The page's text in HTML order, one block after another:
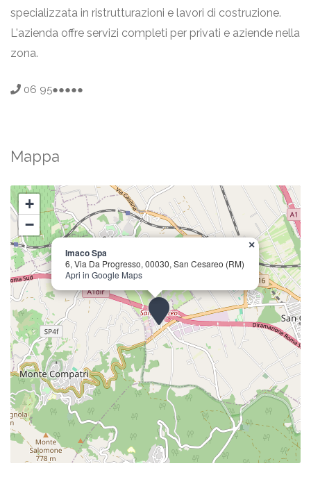
specializzata in ristrutturazioni e lavori di costruzione.
L'azienda offre servizi completi per privati e aziende nella
zona.
06 95●●●●●
Mappa
Imaco Spa
6, Via Da Progresso, 00030, San Cesareo (RM)
Apri in Google Maps
×
+
−